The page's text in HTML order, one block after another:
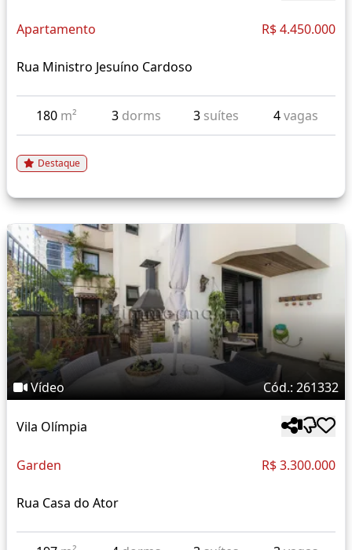
Apartamento R$ 4.450.000
Rua Ministro Jesuíno Cardoso
180 m² 3 dorms 3 suítes 4vagas
Destaque
Vídeo Cód.: 261332
Vila Olímpia
Garden R$ 3.300.000
Rua Casa do Ator